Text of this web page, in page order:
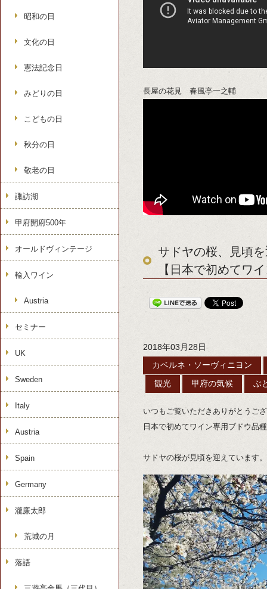
長屋の花見 春風亭一之輔
サドヤの桜、見頃
【日本で初めてワ
2018年03月28日
カベルネ・ソーヴィニヨン
観光 甲府の気候 ぶ
いつもご覧いただきありがとうご
日本で初めてワイン専用ブドウ品
サドヤの桜が見頃を迎えています。
昭和の日
文化の日
憲法記念日
みどりの日
こどもの日
秋分の日
敬老の日
諏訪湖
甲府開府500年
オールドヴィンテージ
輸入ワイン
Austria
セミナー
UK
Sweden
Italy
Austria
Spain
Germany
瀧廉太郎
荒城の月
落語